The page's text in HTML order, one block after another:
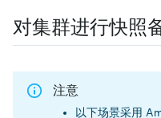
对集群进行快照
注意
以下场景采用